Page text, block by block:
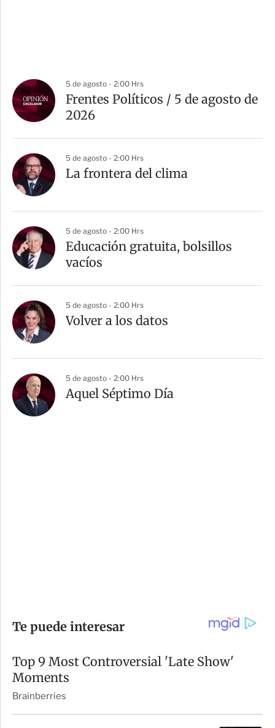
5 de agosto - 2:00 Hrs
Frentes Políticos / 5 de agosto de
2026
5 de agosto - 2:00 Hrs
La frontera del clima
5 de agosto - 2:00 Hrs
Educación gratuita, bolsillos
vacíos
5 de agosto - 2:00 Hrs
Volver a los datos
5 de agosto - 2:00 Hrs
Aquel Séptimo Día